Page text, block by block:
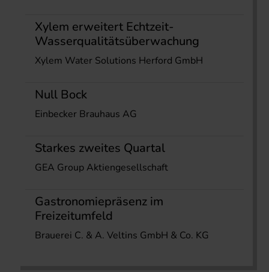
Xylem erweitert Echtzeit-
Wasserqualitätsüberwachung
Xylem Water Solutions Herford GmbH
Null Bock
Einbecker Brauhaus AG
Starkes zweites Quartal
GEA Group Aktiengesellschaft
Gastronomiepräsenz im
Freizeitumfeld
Brauerei C. & A. Veltins GmbH & Co. KG